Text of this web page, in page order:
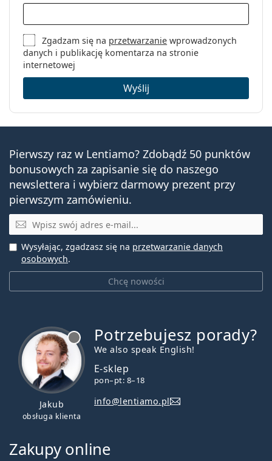
Zgadzam się na przetwarzanie wprowadzonych
danych i publikację komentarza na stronie
internetowej
Wyślij
Pierwszy raz w Lentiamo? Zdobądź 50 punktów
bonusowych za zapisanie się do naszego
newslettera i wybierz darmowy prezent przy
pierwszym zamówieniu.
E-mail
Chcę nowości
Wysyłając, zgadzasz się na przetwarzanie danych
osobowych.
Jakub
obsługa klienta
Potrzebujesz porady?
We also speak English!
E-sklep
pon–pt: 8–18
info@lentiamo.pl
Zakupy online